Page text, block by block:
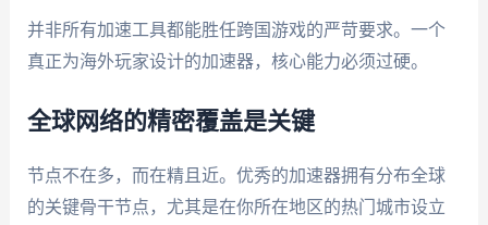
并非所有加速工具都能胜任跨国游戏的严苛要求。一个
真正为海外玩家设计的加速器，核心能力必须过硬。
全球网络的精密覆盖是关键
节点不在多，而在精且近。优秀的加速器拥有分布全球
的关键骨干节点，尤其是在你所在地区的热门城市设立